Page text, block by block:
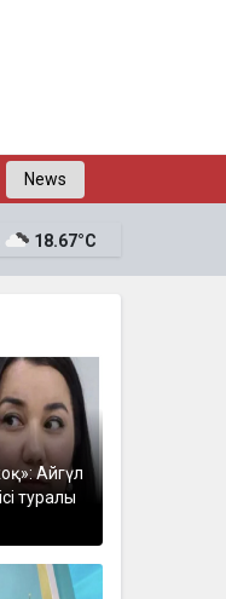
News
18.67°C
Айгүл
туралы